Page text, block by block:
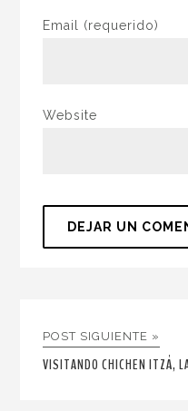
Email (requerido)
Website
POST SIGUIENTE »
VISITANDO CHICHEN ITZÁ,